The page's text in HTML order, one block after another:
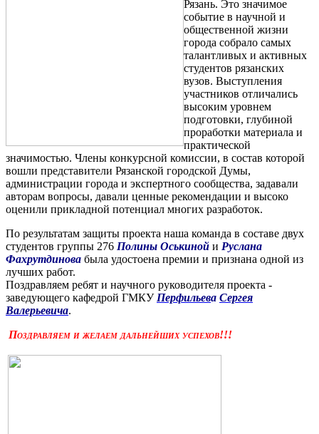
Рязань. Это значимое
событие в научной и
общественной жизни
города собрало самых
талантливых и активных
студентов рязанских
вузов. Выступления
участников отличались
высоким уровнем
подготовки, глубиной
проработки материала и
практической
значимостью. Члены конкурсной комиссии, в состав которой
вошли представители Рязанской городской Думы,
администрации города и экспертного сообщества, задавали
авторам вопросы, давали ценные рекомендации и высоко
оценили прикладной потенциал многих разработок.
По результатам защиты проекта наша команда в составе двух
студентов группы 276 Полины Оськиной и Руслана
Фахрутдинова была удостоена премии и признана одной из
лучших работ.
Поздравляем ребят и научного руководителя проекта -
заведующего кафедрой ГМКУ Перфильева Сергея
Валерьевича.
Поздравляем и желаем дальнейших успехов!!!